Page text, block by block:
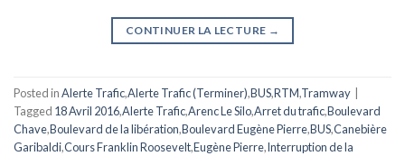
CONTINUER LA LECTURE →
Posted inAlerte Trafic,Alerte Trafic (Terminer),BUS,RTM,Tramway
Tagged 18 Avril 2016,Alerte Trafic,Arenc Le Silo,Arret du trafic,Boulevard
Chave,Boulevard de la libération,Boulevard Eugène Pierre,BUS,Canebière
Garibaldi,Cours Franklin Roosevelt,Eugène Pierre,Interruption de la